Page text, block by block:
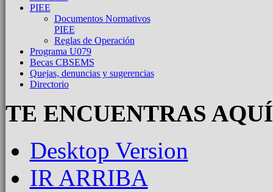
PIEE
Documentos Normativos
PIEE
Reglas de Operación
Programa U079
Becas CBSEMS
Quejas, denuncias y sugerencias
Directorio
TE ENCUENTRAS
Desktop Version
IR ARRIBA